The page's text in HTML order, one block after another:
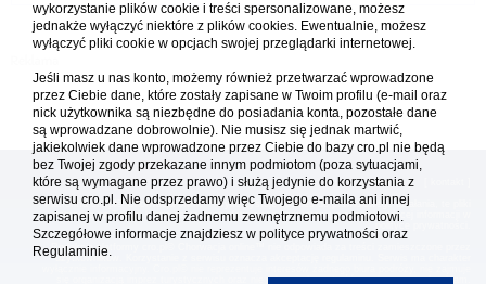
[reklama ] [
Platforma cro.pl© Chorwacja online™ wykorzystuje cookies do prawidłowego działania, te pliki
gromadzą na Twoim komputerze dane ułatwiające korzystanie z serwisu; więcej informacji w
Redakcja platformy cro.pl© Chorwacja online™ nie odpowiada za treści zamieszczone przez
użytkowników. Korzystanie z serwisu oznacza akceptację regulaminu. Serwis ma charakter
się organizacją imprez turystycznych oraz nie odpowiada za treść zamieszczonych reklam.
wykorzystanie plików cookie i treści spersonalizowane, możesz
jednakże wyłączyć niektóre z plików cookies. Ewentualnie, możesz
wyłączyć pliki cookie w opcjach swojej przeglądarki internetowej.
Jeśli masz u nas konto, możemy również przetwarzać wprowadzone
przez Ciebie dane, które zostały zapisane w Twoim profilu (e-mail oraz
nick użytkownika są niezbędne do posiadania konta, pozostałe dane
są wprowadzane dobrowolnie). Nie musisz się jednak martwić,
jakiekolwiek dane wprowadzone przez Ciebie do bazy cro.pl nie będą
bez Twojej zgody przekazane innym podmiotom (poza sytuacjami,
które są wymagane przez prawo) i służą jedynie do korzystania z
serwisu cro.pl. Nie odsprzedamy więc Twojego e-maila ani innej
zapisanej w profilu danej żadnemu zewnętrznemu podmiotowi.
Szczegółowe informacje znajdziesz w polityce prywatności oraz
Regulaminie.